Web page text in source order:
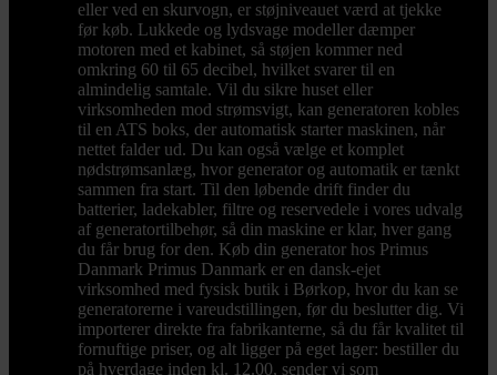
eller ved en skurvogn, er støjniveauet værd at tjekke
før køb. Lukkede og lydsvage modeller dæmper
motoren med et kabinet, så støjen kommer ned
omkring 60 til 65 decibel, hvilket svarer til en
almindelig samtale. Vil du sikre huset eller
virksomheden mod strømsvigt, kan generatoren kobles
til en ATS boks, der automatisk starter maskinen, når
nettet falder ud. Du kan også vælge et komplet
nødstrømsanlæg, hvor generator og automatik er tænkt
sammen fra start. Til den løbende drift finder du
batterier, ladekabler, filtre og reservedele i vores udvalg
af generatortilbehør, så din maskine er klar, hver gang
du får brug for den. Køb din generator hos Primus
Danmark Primus Danmark er en dansk-ejet
virksomhed med fysisk butik i Børkop, hvor du kan se
generatorerne i vareudstillingen, før du beslutter dig. Vi
importerer direkte fra fabrikanterne, så du får kvalitet til
fornuftige priser, og alt ligger på eget lager: bestiller du
på hverdage inden kl. 12.00, sender vi som